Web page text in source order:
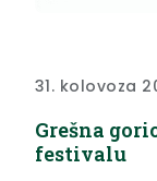
31. kolovoza
Grešna
festivalu